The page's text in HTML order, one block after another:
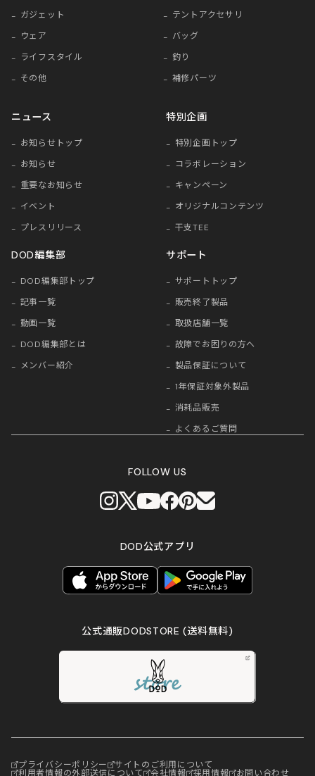
ガジェット
テントアクセサリ
ウェア
バッグ
ライフスタイル
釣り
その他
補修パーツ
ニュース
お知らせトップ
お知らせ
重要なお知らせ
イベント
プレスリリース
特別企画
特別企画トップ
コラボレーション
キャンペーン
オリジナルコンテンツ
干支TEE
DOD編集部
DOD編集部トップ
記事一覧
動画一覧
DOD編集部とは
メンバー紹介
サポート
サポートトップ
販売終了製品
取扱店舗一覧
故障でお困りの方へ
製品保証について
1年保証対象外製品
消耗品販売
よくあるご質問
FOLLOW US
DOD公式アプリ
公式通販DODSTORE(送料無料)
プライバシーポリシー サイトのご利用について
利用者情報の外部送信について 会社情報 採用情報 お問い合わせ